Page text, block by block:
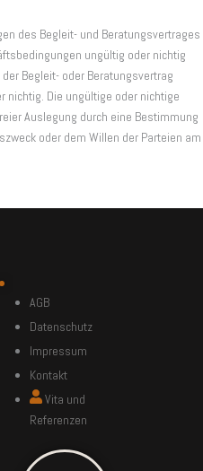
des Begleit- und Beratungsvertrages
ungültig oder nichtig
Begleit- oder Beratungsvertrag
nichtig. Die ungültige oder nichtige
Auslegung durch eine Bestimmung
oder dem Willen der Parteien am
AGB
Datenschutz
Impressum
Kontakt
Vita und
Referenzen